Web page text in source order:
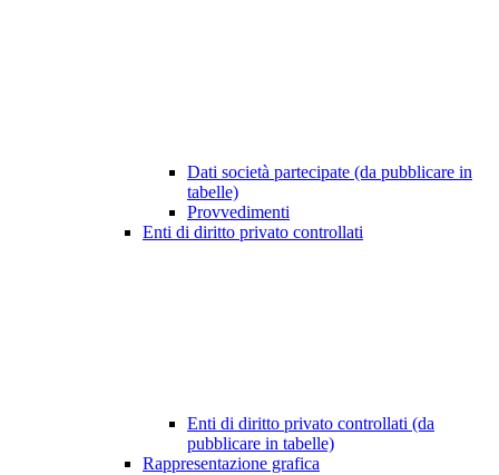
Dati società partecipate (da pubblicare in
tabelle)
Provvedimenti
Enti di diritto privato controllati
Enti di diritto privato controllati (da
pubblicare in tabelle)
Rappresentazione grafica